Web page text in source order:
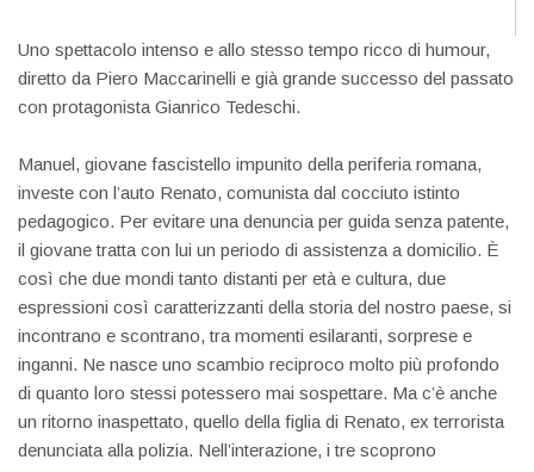
Uno spettacolo intenso e allo stesso tempo ricco di humour,
diretto da Piero Maccarinelli e già grande successo del passato
con protagonista Gianrico Tedeschi.
Manuel, giovane fascistello impunito della periferia romana,
investe con l’auto Renato, comunista dal cocciuto istinto
pedagogico. Per evitare una denuncia per guida senza patente,
il giovane tratta con lui un periodo di assistenza a domicilio. È
così che due mondi tanto distanti per età e cultura, due
espressioni così caratterizzanti della storia del nostro paese, si
incontrano e scontrano, tra momenti esilaranti, sorprese e
inganni. Ne nasce uno scambio reciproco molto più profondo
di quanto loro stessi potessero mai sospettare. Ma c’è anche
un ritorno inaspettato, quello della figlia di Renato, ex terrorista
denunciata alla polizia. Nell’interazione, i tre scoprono